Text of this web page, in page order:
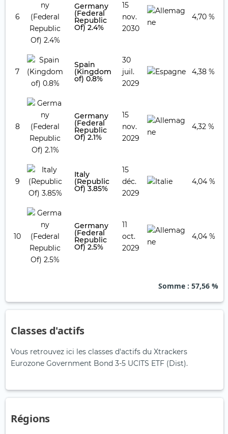
6
Germany
(Federal
Republic
Of) 2.4%
15
nov.
2030
4,70 %
7
Spain
(Kingdom
of) 0.8%
30
juil.
2029
4,38 %
8
Germany
(Federal
Republic
Of) 2.1%
15
nov.
2029
4,32 %
9
Italy
(Republic
Of) 3.85%
15
déc.
2029
4,04 %
10
Germany
(Federal
Republic
Of) 2.5%
11
oct.
2029
4,04 %
Somme : 57,56 %
Classes d'actifs
Vous retrouvez ici les classes d'actifs du Xtrackers
Eurozone Government Bond 3-5 UCITS ETF (Dist).
Régions